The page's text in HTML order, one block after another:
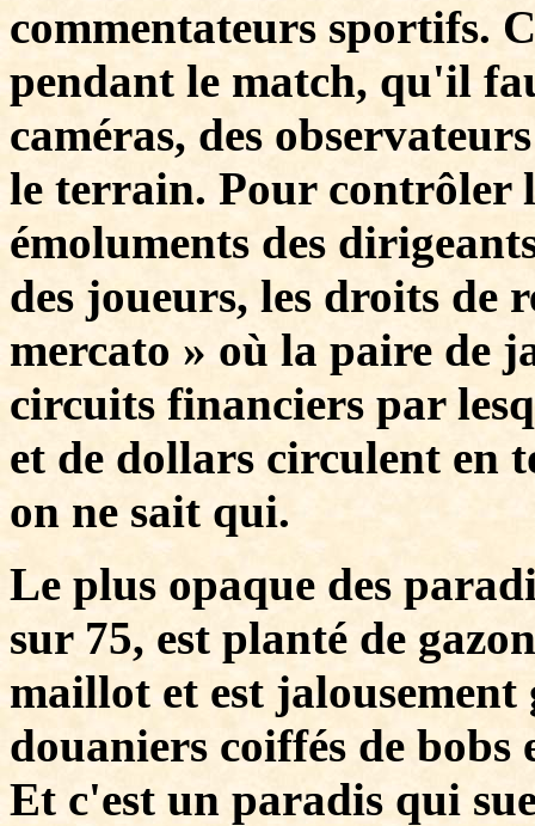
commentateurs sportifs.
pendant le match, qu'il
caméras, des
le terrain. Pour contrôler
émoluments des
des joueurs, les droits de
mercato » où la paire de
circuits financiers par
et de dollars circulent en
on ne sait qui.
Le plus opaque des
sur 75, est planté de
maillot et est
douaniers coiffés de bobs
Et c'est un paradis qui